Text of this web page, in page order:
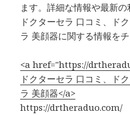
ます。詳細な情報や最新
ドクターセラ 口コミ、ド
ラ 美顔器に関する情報を
<a href="https://
ドクターセラ 口コミ、ド
ラ 美顔器</a>
https://drtheraduo.com/